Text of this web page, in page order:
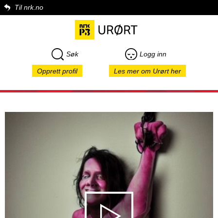
Til nrk.no
Søk Logg inn
Opprett profil Les mer om Urørt her